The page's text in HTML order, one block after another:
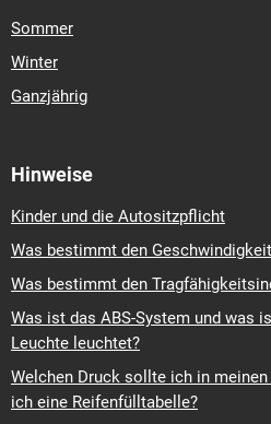
Sommer
Winter
Ganzjährig
Hinweise
Kinder und die Autositzpflicht
Was bestimmt den
Was bestimmt den
Was ist das ABS-System und was
Leuchte leuchtet?
Welchen Druck sollte ich in
ich eine Reifenfülltabelle?